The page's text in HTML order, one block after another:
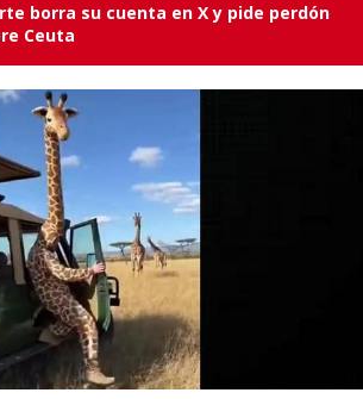
borra su cuenta en X y pide perdón
Ceuta